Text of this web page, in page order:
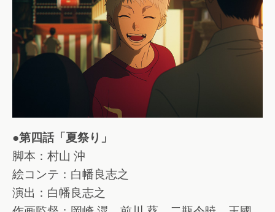
●第四話「夏祭り」
脚本：村山 沖
絵コンテ：白幡良志之
演出：白幡良志之